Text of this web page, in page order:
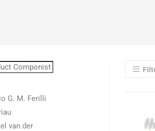
G. M. Ferilli
van der